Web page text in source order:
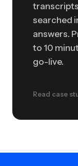
searched
answers.
to 10
go-live.
Read case